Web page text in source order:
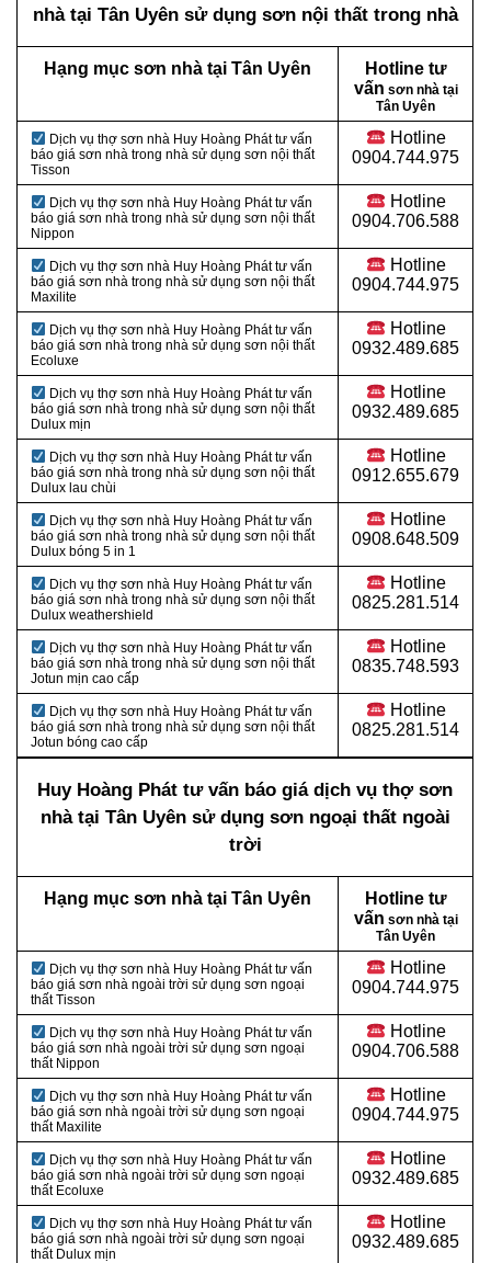
nhà tại Tân Uyên sử dụng sơn nội thất trong nhà
Hạng mục sơn nhà tại Tân Uyên
Hotline tư
vấn sơn nhà tại
Tân Uyên
Dịch vụ thợ sơn nhà Huy Hoàng Phát tư vấn
báo giá sơn nhà trong nhà sử dụng sơn nội thất
Tisson
Hotline
0904.744.975
Dịch vụ thợ sơn nhà Huy Hoàng Phát tư vấn
báo giá sơn nhà trong nhà sử dụng sơn nội thất
Nippon
Hotline
0904.706.588
Dịch vụ thợ sơn nhà Huy Hoàng Phát tư vấn
báo giá sơn nhà trong nhà sử dụng sơn nội thất
Maxilite
Hotline
0904.744.975
Dịch vụ thợ sơn nhà Huy Hoàng Phát tư vấn
báo giá sơn nhà trong nhà sử dụng sơn nội thất
Ecoluxe
Hotline
0932.489.685
Dịch vụ thợ sơn nhà Huy Hoàng Phát tư vấn
báo giá sơn nhà trong nhà sử dụng sơn nội thất
Dulux mịn
Hotline
0932.489.685
Dịch vụ thợ sơn nhà Huy Hoàng Phát tư vấn
báo giá sơn nhà trong nhà sử dụng sơn nội thất
Dulux lau chùi
Hotline
0912.655.679
Dịch vụ thợ sơn nhà Huy Hoàng Phát tư vấn
báo giá sơn nhà trong nhà sử dụng sơn nội thất
Dulux bóng 5 in 1
Hotline
0908.648.509
Dịch vụ thợ sơn nhà Huy Hoàng Phát tư vấn
báo giá sơn nhà trong nhà sử dụng sơn nội thất
Dulux weathershield
Hotline
0825.281.514
Dịch vụ thợ sơn nhà Huy Hoàng Phát tư vấn
báo giá sơn nhà trong nhà sử dụng sơn nội thất
Jotun mịn cao cấp
Hotline
0835.748.593
Dịch vụ thợ sơn nhà Huy Hoàng Phát tư vấn
báo giá sơn nhà trong nhà sử dụng sơn nội thất
Jotun bóng cao cấp
Hotline
0825.281.514
Huy Hoàng Phát tư vấn báo giá dịch vụ thợ sơn
nhà tại Tân Uyên sử dụng sơn ngoại thất ngoài
trời
Hạng mục sơn nhà tại Tân Uyên
Hotline tư
vấn sơn nhà tại
Tân Uyên
Dịch vụ thợ sơn nhà Huy Hoàng Phát tư vấn
báo giá sơn nhà ngoài trời sử dụng sơn ngoại
thất Tisson
Hotline
0904.744.975
Dịch vụ thợ sơn nhà Huy Hoàng Phát tư vấn
báo giá sơn nhà ngoài trời sử dụng sơn ngoại
thất Nippon
Hotline
0904.706.588
Dịch vụ thợ sơn nhà Huy Hoàng Phát tư vấn
báo giá sơn nhà ngoài trời sử dụng sơn ngoại
thất Maxilite
Hotline
0904.744.975
Dịch vụ thợ sơn nhà Huy Hoàng Phát tư vấn
báo giá sơn nhà ngoài trời sử dụng sơn ngoại
thất Ecoluxe
Hotline
0932.489.685
Dịch vụ thợ sơn nhà Huy Hoàng Phát tư vấn
báo giá sơn nhà ngoài trời sử dụng sơn ngoại
thất Dulux mịn
Hotline
0932.489.685